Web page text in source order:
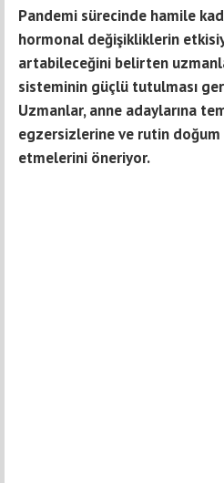
Pandemi sürecinde hamile
hormonal değişikliklerin
artabileceğini belirten
sisteminin güçlü tutulması
Uzmanlar, anne adaylarına
egzersizlerine ve rutin doğum
etmelerini öneriyor.